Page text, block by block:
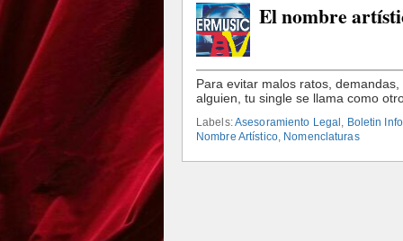
El nombre
Labels:Asesoramiento Legal Boletin
Nombre Artístico, Nomenclaturas